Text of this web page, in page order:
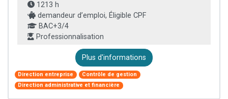
1213 h
demandeur d’emploi, Éligible CPF
BAC+3/4
Professionnalisation
Plus d'informations
Direction entreprise
Contrôle de gestion
Direction administrative et financière